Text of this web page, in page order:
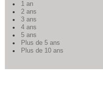
1 an
2 ans
3 ans
4 ans
5 ans
Plus de 5 ans
Plus de 10 ans